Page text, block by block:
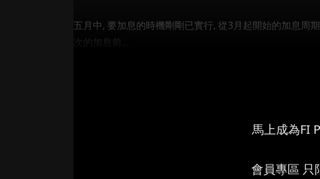
五月中, 要加息的時機剛剛已實行, 從3月起開始的加息周
次的加息前...
馬上成為FI
會員專區 只